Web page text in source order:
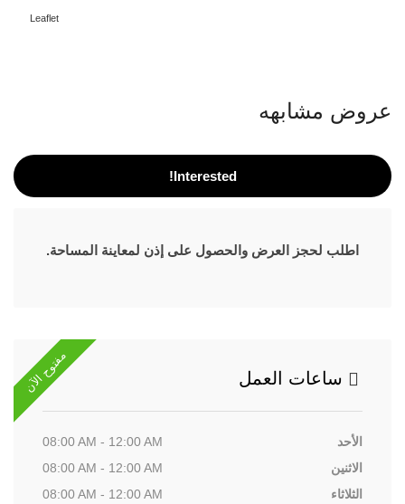
Leaflet
عروض مشابهه
Interested!
اطلب لحجز العرض والحصول على إذن لمعاينة المساحة.
مفتوح الآن ساعات العمل
الأحد
08:00 AM - 12:00 AM
الاثنين
08:00 AM - 12:00 AM
الثلاثاء
08:00 AM - 12:00 AM